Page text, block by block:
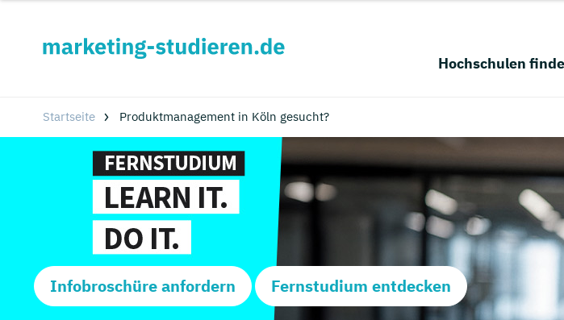
Hochschulen
Startseite Produktmanagement in Köln gesucht?
Infobroschüre anfordern Fernstudium entdecken